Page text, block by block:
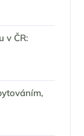
v ČR: